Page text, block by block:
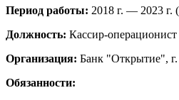
Период работы: 2018 г. — 2023 г.
Должность: Кассир-операционист
Организация: Банк "Открытие",
Обязанности: